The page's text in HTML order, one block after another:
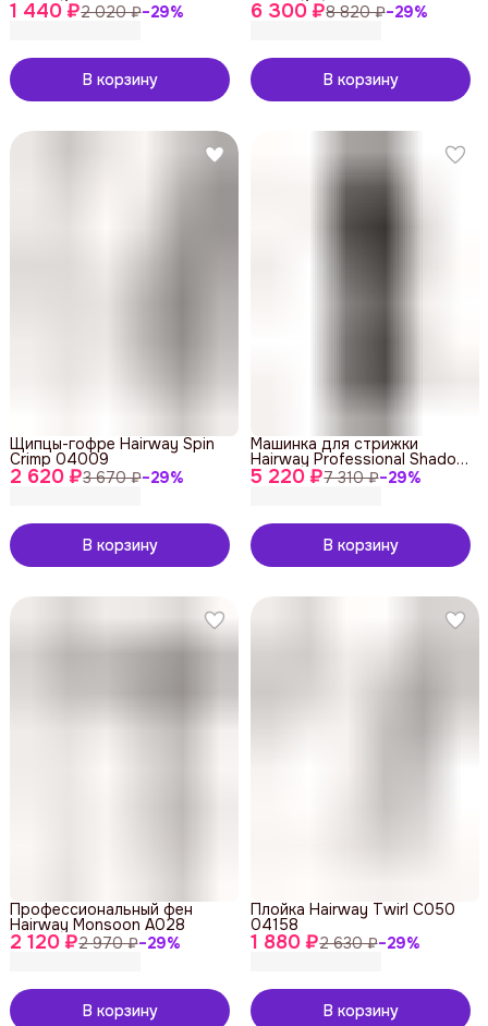
1 440 ₽2 020 ₽−29%
В корзину
6 300 ₽8 820 ₽−29%
В корзину
2 620 ₽3 670 ₽−29%
Щипцы-гофре Hairway Spin
Crimp 04009
В корзину
5 220 ₽7 310 ₽−29%
Машинка для стрижки
Hairway Professional Shadow
02054
В корзину
2 120 ₽2 970 ₽−29%
Профессиональный фен
Hairway Monsoon A028
В корзину
1 880 ₽2 630 ₽−29%
Плойка Hairway Twirl C050
04158
В корзину